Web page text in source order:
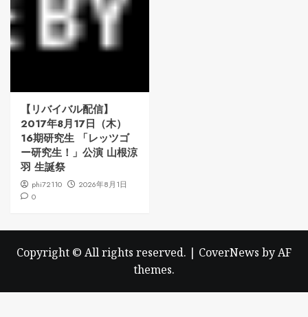
【リバイバル配信】
2017年8月17日（木）
16期研究生 「レッツゴ
ー研究生！」公演 山根涼
羽 生誕祭
phi72110
2026年8月1日
0
Copyright © All rights reserved. | CoverNews by AF
themes.